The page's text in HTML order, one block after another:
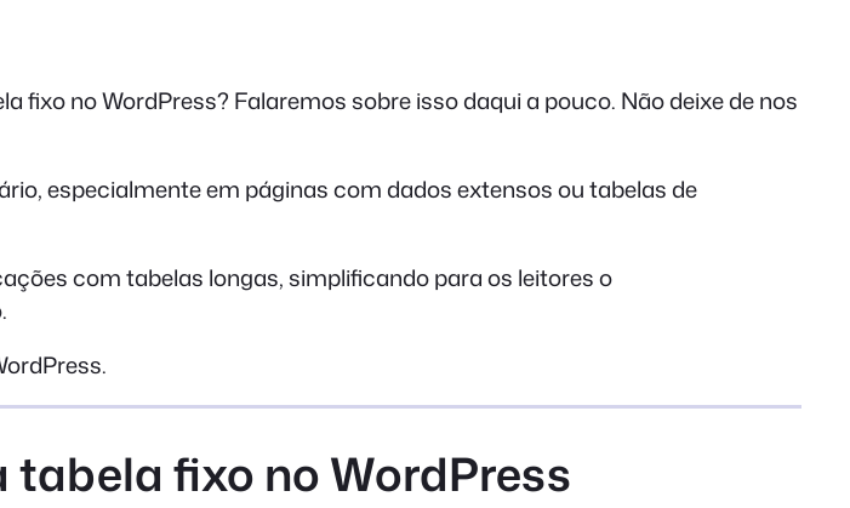
no WordPress? Falaremos sobre isso daqui a pouco. Não deixe de nos
especialmente em páginas com dados extensos ou tabelas de
com tabelas longas, simplificando para os leitores o
fixo no WordPress